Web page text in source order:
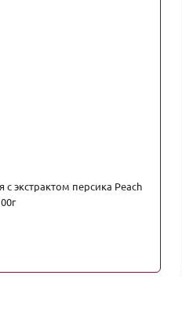
экстрактом персика Peach